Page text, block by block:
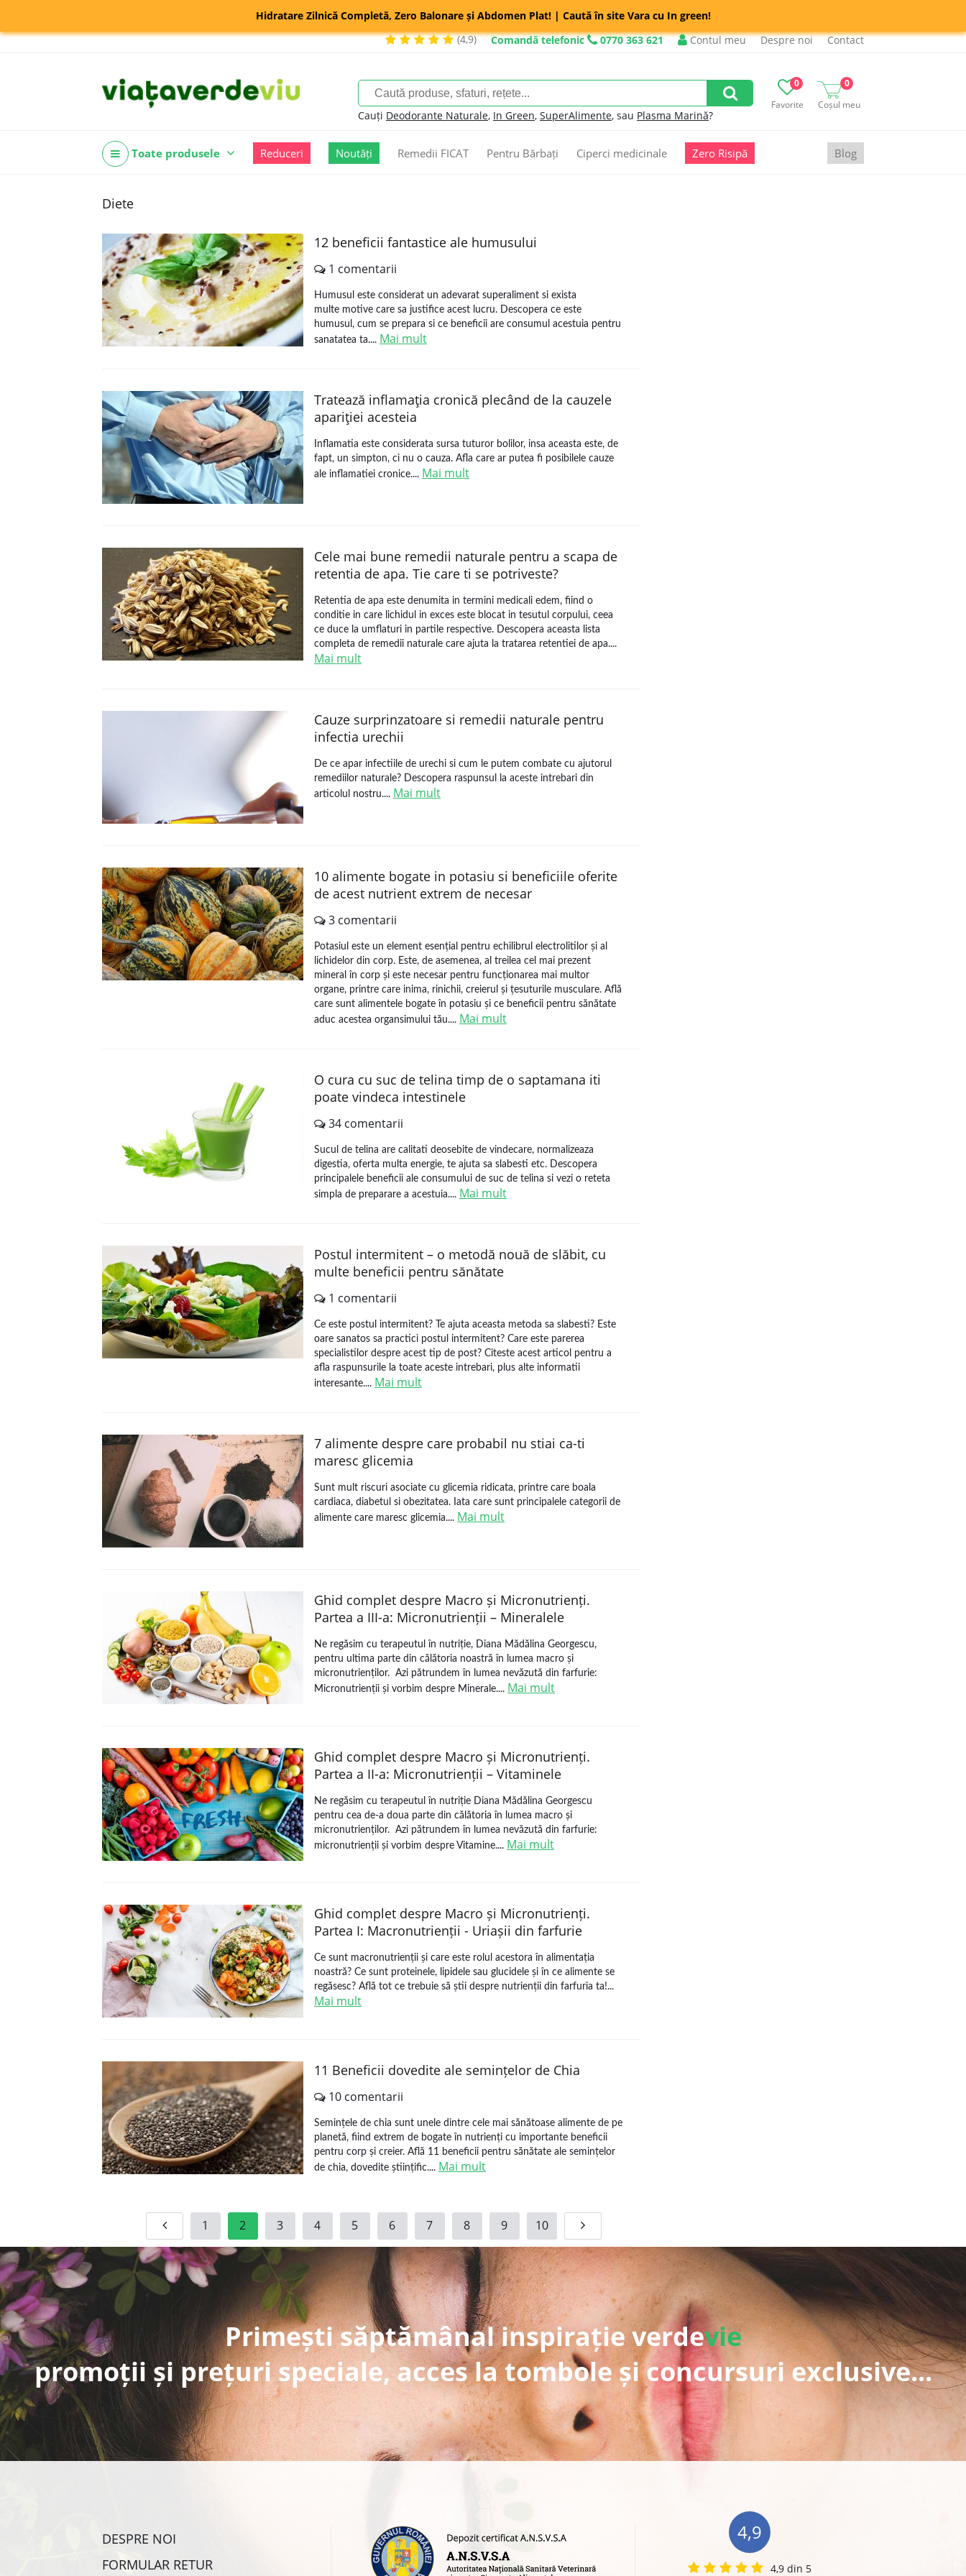
Hidratare Zilnică Completă, Zero Balonare și Abdomen Plat! | Caută în site Vara cu In green!
(4,9)
Comandă telefonic 0770 363 621 Contul meu Despre noi Contact
Favorite
0
Coșul meu
0
Cauți Deodorante Naturale, In Green, SuperAlimente, sau Plasma Marină?
Toate produsele Reduceri Noutăți Remedii FICAT Pentru Bărbați Ciperci medicinale Zero Risipă Blog
Diete
12 beneficii fantastice ale humusului
1 comentarii
Humusul este considerat un adevarat superaliment si exista
multe motive care sa justifice acest lucru. Descopera ce este
humusul, cum se prepara si ce beneficii are consumul acestuia pentru
sanatatea ta.... Mai mult
Tratează inflamaţia cronică plecând de la cauzele
apariţiei acesteia
Inflamatia este considerata sursa tuturor bolilor, insa aceasta este, de
fapt, un simpton, ci nu o cauza. Afla care ar putea fi posibilele cauze
ale inflamatiei cronice.... Mai mult
Cele mai bune remedii naturale pentru a scapa de
retentia de apa. Tie care ti se potriveste?
Retentia de apa este denumita in termini medicali edem, fiind o
conditie in care lichidul in exces este blocat in tesutul corpului, ceea
ce duce la umflaturi in partile respective. Descopera aceasta lista
completa de remedii naturale care ajuta la tratarea retentiei de apa....
Mai mult
Cauze surprinzatoare si remedii naturale pentru
infectia urechii
De ce apar infectiile de urechi si cum le putem combate cu ajutorul
remediilor naturale? Descopera raspunsul la aceste intrebari din
articolul nostru.... Mai mult
10 alimente bogate in potasiu si beneficiile oferite
de acest nutrient extrem de necesar
3 comentarii
Potasiul este un element esențial pentru echilibrul electrolitilor și al
lichidelor din corp. Este, de asemenea, al treilea cel mai prezent
mineral în corp și este necesar pentru funcționarea mai multor
organe, printre care inima, rinichii, creierul și țesuturile musculare. Află
care sunt alimentele bogate în potasiu și ce beneficii pentru sănătate
aduc acestea organsimului tău.... Mai mult
O cura cu suc de telina timp de o saptamana iti
poate vindeca intestinele
34 comentarii
Sucul de telina are calitati deosebite de vindecare, normalizeaza
digestia, oferta multa energie, te ajuta sa slabesti etc. Descopera
principalele beneficii ale consumului de suc de telina si vezi o reteta
simpla de preparare a acestuia.... Mai mult
Postul intermitent – o metodă nouă de slăbit, cu
multe beneficii pentru sănătate
1 comentarii
Ce este postul intermitent? Te ajuta aceasta metoda sa slabesti? Este
oare sanatos sa practici postul intermitent? Care este parerea
specialistilor despre acest tip de post? Citeste acest articol pentru a
afla raspunsurile la toate aceste intrebari, plus alte informatii
interesante.... Mai mult
7 alimente despre care probabil nu stiai ca-ti
maresc glicemia
Sunt mult riscuri asociate cu glicemia ridicata, printre care boala
cardiaca, diabetul si obezitatea. Iata care sunt principalele categorii de
alimente care maresc glicemia.... Mai mult
Ghid complet despre Macro și Micronutrienți.
Partea a III-a: Micronutrienții – Mineralele
Ne regăsim cu terapeutul în nutriție, Diana Mădălina Georgescu,
pentru ultima parte din călătoria noastră în lumea macro și
micronutrienților. Azi pătrundem în lumea nevăzută din farfurie:
Micronutrienții și vorbim despre Minerale.... Mai mult
Ghid complet despre Macro și Micronutrienți.
Partea a II-a: Micronutrienții – Vitaminele
Ne regăsim cu terapeutul în nutriție Diana Mădălina Georgescu
pentru cea de-a doua parte din călătoria în lumea macro și
micronutrienților. Azi pătrundem în lumea nevăzută din farfurie:
micronutrienții și vorbim despre Vitamine.... Mai mult
Ghid complet despre Macro și Micronutrienți.
Partea I: Macronutrienții - Uriașii din farfurie
Ce sunt macronutrienții și care este rolul acestora în alimentația
noastră? Ce sunt proteinele, lipidele sau glucidele și în ce alimente se
regăsesc? Află tot ce trebuie să știi despre nutrienții din farfuria ta!...
Mai mult
11 Beneficii dovedite ale semințelor de Chia
10 comentarii
Semințele de chia sunt unele dintre cele mai sănătoase alimente de pe
planetă, fiind extrem de bogate în nutrienți cu importante beneficii
pentru corp și creier. Află 11 beneficii pentru sănătate ale semințelor
de chia, dovedite științific.... Mai mult
1 2 3 4 5 6 7 8 9 10
Primești săptămânal inspirație verdevie
promoții și prețuri speciale, acces la tombole și concursuri exclusive...
DESPRE NOI
FORMULAR RETUR
4,9
4,9 din 5